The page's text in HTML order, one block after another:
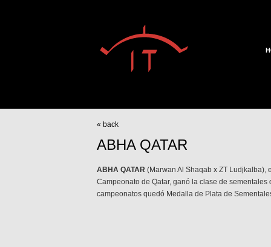
« back
ABHA QATAR
ABHA QATAR (Marwan Al Shaqab x ZT
Campeonato de Qatar, ganó la clase de
campeonatos quedó Medalla de Plata de